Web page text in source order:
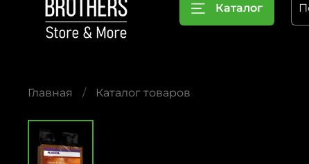
Каталог
Главная Каталог товаров